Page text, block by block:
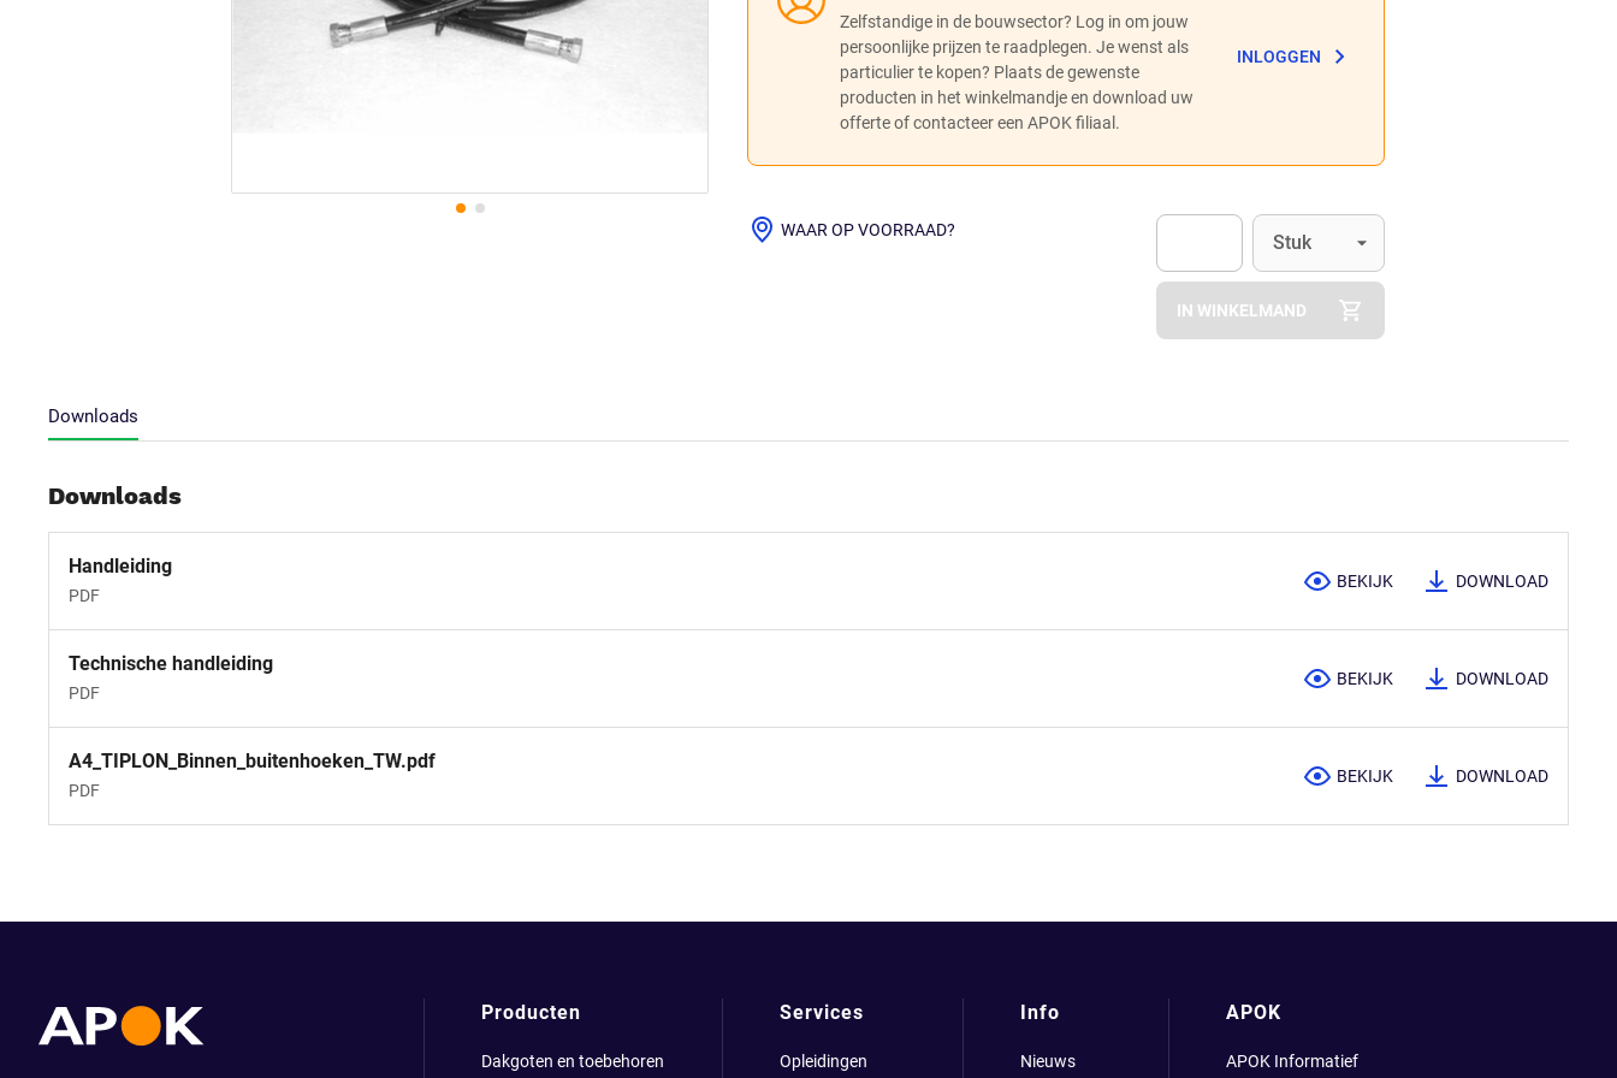
Zelfstandige in de bouwsector? Log in om jouw
persoonlijke prijzen te raadplegen. Je wenst als
particulier te kopen? Plaats de gewenste
producten in het winkelmandje en download uw
offerte of contacteer een APOK filiaal.
INLOGGEN
WAAR OP VOORRAAD?
Apok.Product.Detail.AddToCart.Quantity
Eenheid (Optioneel)
Stuk
IN WINKELMAND
Downloads
Downloads
Handleiding
PDF
BEKIJK DOWNLOAD
Technische handleiding
PDF
BEKIJK DOWNLOAD
A4_TIPLON_Binnen_buitenhoeken_TW.pdf
PDF
BEKIJK DOWNLOAD
Producten
Dakgoten en toebehoren
Services
Opleidingen
Info
Nieuws
APOK
APOK Informatief